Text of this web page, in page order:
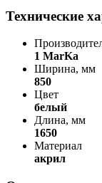
Технические
1 MarKa
Ширина, мм
850
Цвет
белый
Длина, мм
1650
Материал
акрил